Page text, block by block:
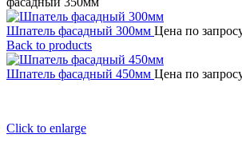
Шпатель фасадный 300мм Цена по
Back to products
Шпатель фасадный 450мм Цена по
Click to enlarge